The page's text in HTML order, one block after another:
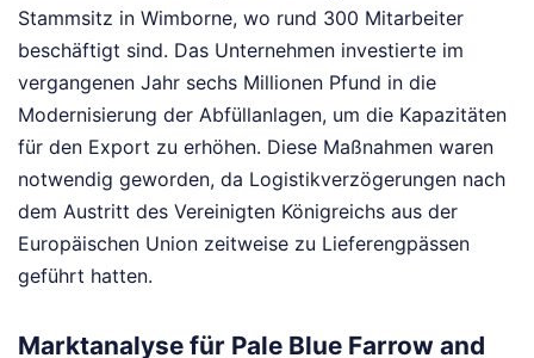
Stammsitz in Wimborne, wo rund 300 Mitarbeiter
beschäftigt sind. Das Unternehmen investierte im
vergangenen Jahr sechs Millionen Pfund in die
Modernisierung der Abfüllanlagen, um die Kapazitäten
für den Export zu erhöhen. Diese Maßnahmen waren
notwendig geworden, da Logistikverzögerungen nach
dem Austritt des Vereinigten Königreichs aus der
Europäischen Union zeitweise zu Lieferengpässen
geführt hatten.
Marktanalyse für Pale Blue Farrow and